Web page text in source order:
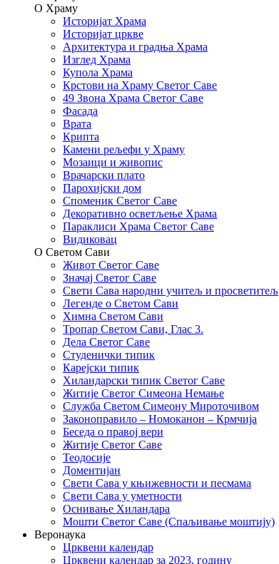
О Храму
Историјат Храма
Историјат цркве
Архитектура и градња Храма
Изглед Храма
Купола Храма
Крстови на Храму Светог Саве
49 Звона Храма Светог Саве
Фасада
Врата
Крипта
Камени рељефи у Храму
Мозаици и живопис
Врачарски плато
Парохијски дом
Споменик Светог Саве
Декоративно осветљење Храма
Параклиси Храма Светог Саве
Видиковац
О Светом Сави
Живот Светог Саве
Значај Светог Саве
Свети Сава народни учитељ и просветитељ
Легенде о Светом Сави
Химна Светом Сави
Тропар Светом Сави, Глас 3.
Дела Светог Саве
Студенички типик
Карејски типик
Хиландарски типик Светог Саве
Житије Светог Симеона Немање
Служба Светом Симеону Мироточивом
Законоправило – Номоканон – Крмчија
Беседа о правој вери
Житије Светог Саве
Теодосије
Доментијан
Свети Сава у књижевности и песмама
Свети Сава у уметности
Оснивање Хиландара
Мошти Светог Саве (Спаљивање моштију)
Веронаука
Црквени календар
Црквени календар за 2023. годину